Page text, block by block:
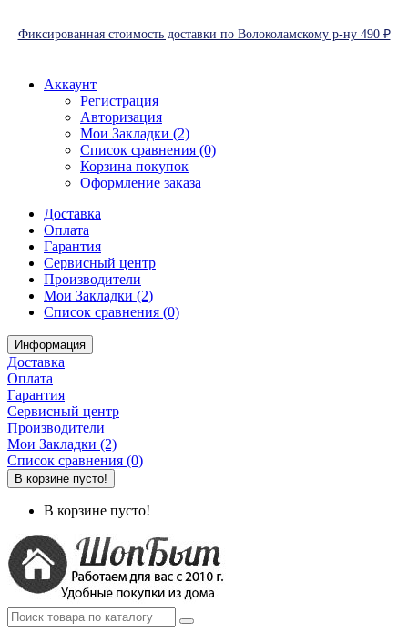
Фиксированная стоимость доставки по Волоколамскому р-ну 490 ₽
Аккаунт
Регистрация
Авторизация
Мои Закладки (2)
Список сравнения (0)
Корзина покупок
Оформление заказа
Доставка
Оплата
Гарантия
Сервисный центр
Производители
Мои Закладки (2)
Список сравнения (0)
Информация
Доставка
Оплата
Гарантия
Сервисный центр
Производители
Мои Закладки (2)
Список сравнения (0)
В корзине пусто!
В корзине пусто!